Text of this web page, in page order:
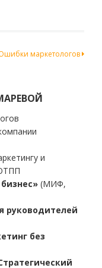
маркетологов
и
(МИФ,
руководителей
без